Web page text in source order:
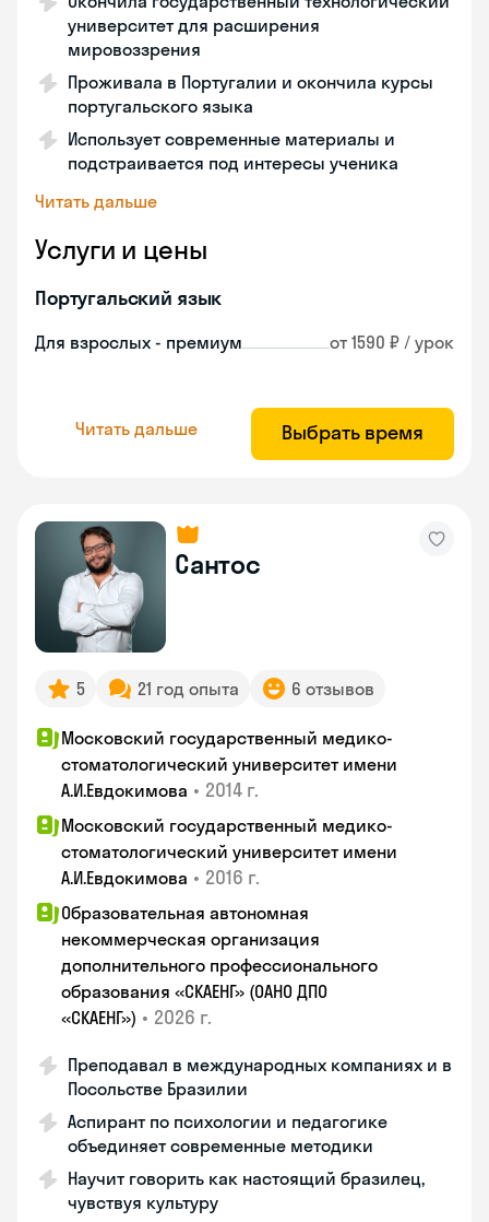
университет для расширения
мировоззрения
Проживала в Португалии и окончила курсы
португальского языка
Использует современные материалы и
подстраивается под интересы ученика
Читать дальше
Услуги и цены
Португальский язык
Для взрослых - премиум от 1590 ₽ / урок
Читать дальше Выбрать время
Сантос
5 21 год опыта 6 отзывов
Московский государственный медико-
стоматологический университет имени
А.И.Евдокимова • 2014 г.
Московский государственный медико-
стоматологический университет имени
А.И.Евдокимова • 2016 г.
Образовательная автономная
некоммерческая организация
дополнительного профессионального
образования «СКАЕНГ» (ОАНО ДПО
«СКАЕНГ») • 2026 г.
Преподавал в международных компаниях и в
Посольстве Бразилии
Аспирант по психологии и педагогике
объединяет современные методики
Научит говорить как настоящий бразилец,
чувствуя культуру